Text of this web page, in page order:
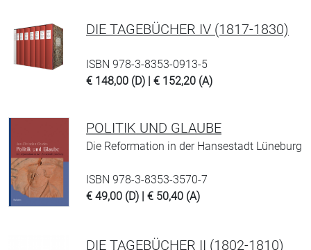
DIE TAGEBÜCHER IV (1817-1830)
ISBN 978-3-8353-0913-5
€ 148,00 (D) | € 152,20 (A)
POLITIK UND GLAUBE
Die Reformation in der Hansestadt Lüneburg
ISBN 978-3-8353-3570-7
€ 49,00 (D) | € 50,40 (A)
DIE TAGEBÜCHER II (1802-1810)